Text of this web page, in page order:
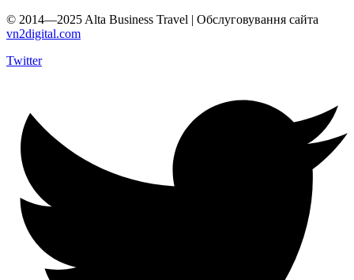
© 2014—2025 Alta Business Travel | Обслуговування сайта
vn2digital.com
Twitter